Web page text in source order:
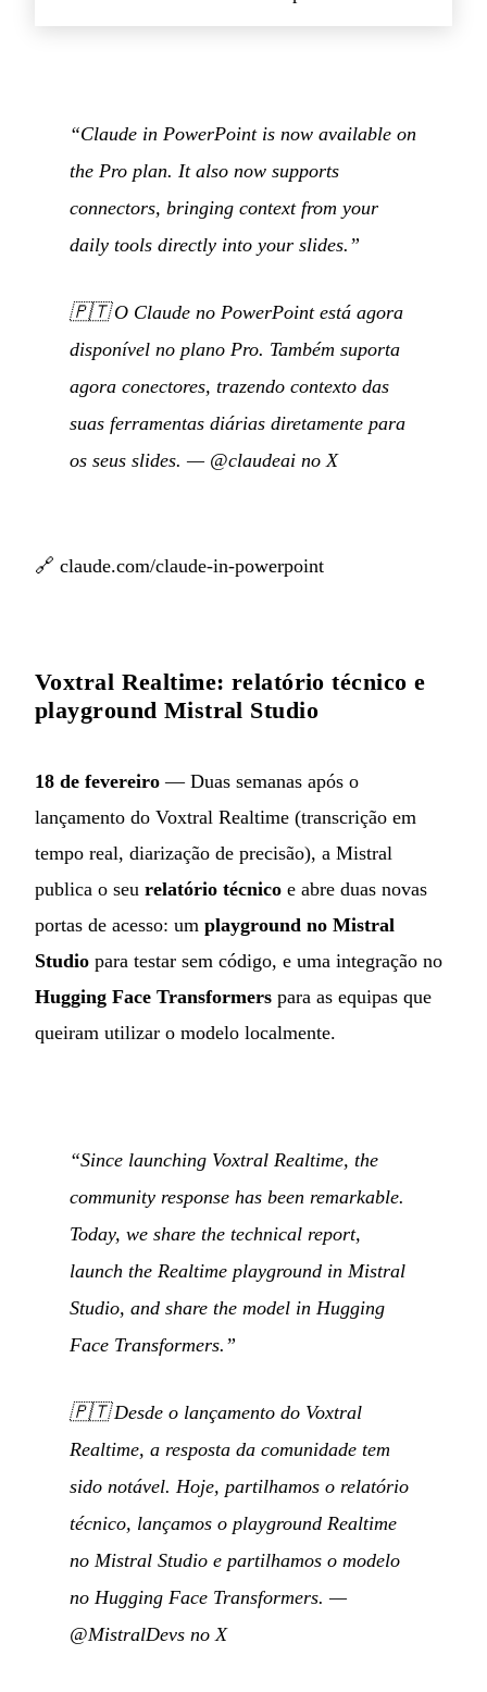
“Claude in PowerPoint is now available on
the Pro plan. It also now supports
connectors, bringing context from your
daily tools directly into your slides.”
🇵🇹O Claude no PowerPoint está agora
disponível no plano Pro. Também suporta
agora conectores, trazendo contexto das
suas ferramentas diárias diretamente para
os seus slides. — @claudeai no X
🔗 claude.com/claude-in-powerpoint
Voxtral Realtime: relatório técnico e
playground Mistral Studio
18 de fevereiro — Duas semanas após o
lançamento do Voxtral Realtime (transcrição em
tempo real, diarização de precisão), a Mistral
publica o seu relatório técnico e abre duas novas
portas de acesso: um playground no Mistral
Studio para testar sem código, e uma integração no
Hugging Face Transformers para as equipas que
queiram utilizar o modelo localmente.
“Since launching Voxtral Realtime, the
community response has been remarkable.
Today, we share the technical report,
launch the Realtime playground in Mistral
Studio, and share the model in Hugging
Face Transformers.”
🇵🇹Desde o lançamento do Voxtral
Realtime, a resposta da comunidade tem
sido notável. Hoje, partilhamos o relatório
técnico, lançamos o playground Realtime
no Mistral Studio e partilhamos o modelo
no Hugging Face Transformers. —
@MistralDevs no X